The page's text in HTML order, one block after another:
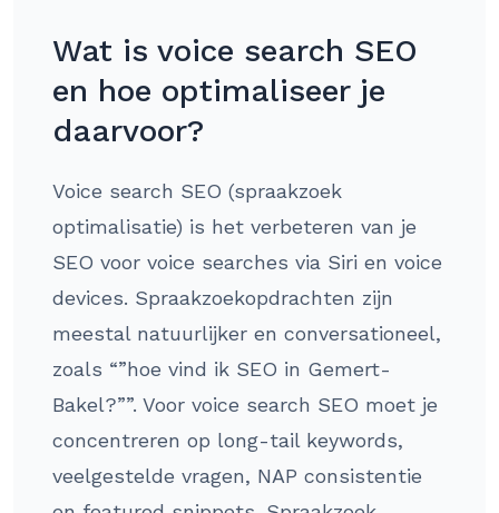
Wat is voice search SEO
en hoe optimaliseer je
daarvoor?
Voice search SEO (spraakzoek
optimalisatie) is het verbeteren van je
SEO voor voice searches via Siri en voice
devices. Spraakzoekopdrachten zijn
meestal natuurlijker en conversationeel,
zoals “”hoe vind ik SEO in Gemert-
Bakel?””. Voor voice search SEO moet je
concentreren op long-tail keywords,
veelgestelde vragen, NAP consistentie